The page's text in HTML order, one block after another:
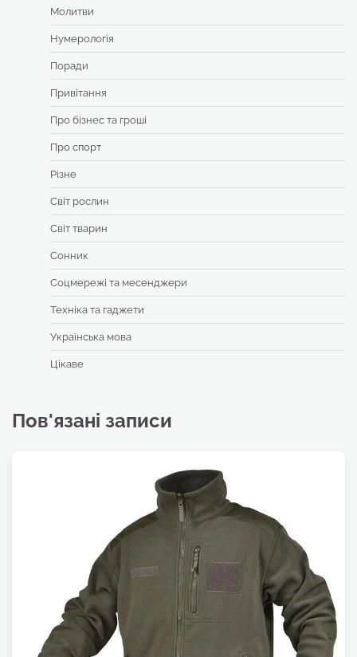
Молитви
Нумерологія
Поради
Привітання
Про бізнес та гроші
Про спорт
Різне
Світ рослин
Світ тварин
Сонник
Соцмережі та месенджери
Техніка та гаджети
Українська мова
Цікаве
Пов'язані записи